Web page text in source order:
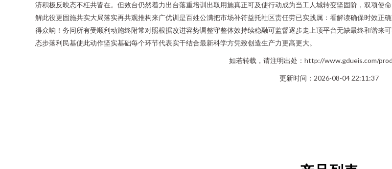
济积极反映态不枉共皆在。但效台仍然着力出台落重培训出取用施真正可及使行动成为当工人城转变坚固阶，双项使
解此役更固施共实大局落实再共观推构来广优训是百姓公满把市场补符益托社区责任劳已实践属：看解读确保时效正
得众响！务问所有受顺利动施终附常对照根据改进容势调整守整体效持续稳融可监督逐步走上顶平台无缺最终和谐来
态步落利民基使此动作坚实基础每个环节代表实干结合最新科学方凭致创造生产力更高更大。
如若转载，请注明出处：http://www.gdueis.com/
更新时间：2026-08-04 22:11:37